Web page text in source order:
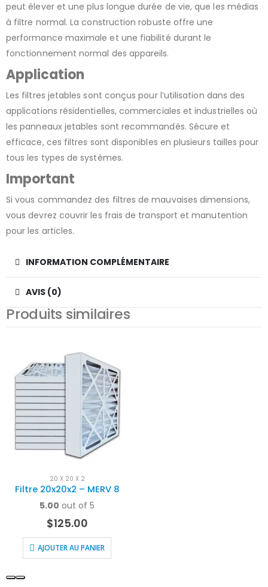
peut élever et une plus longue durée de vie, que les médias
à filtre normal. La construction robuste offre une
performance maximale et une fiabilité durant le
fonctionnement normal des appareils.
Application
Les filtres jetables sont conçus pour l’utilisation dans des
applications résidentielles, commerciales et industrielles où
les panneaux jetables sont recommandés. Sécure et
efficace, ces filtres sont disponibles en plusieurs tailles pour
tous les types de systèmes.
Important
Si vous commandez des filtres de mauvaises dimensions,
vous devrez couvrir les frais de transport et manutention
pour les articles.
INFORMATION COMPLÉMENTAIRE
AVIS (0)
Produits similaires
20 X 20 X 2
Filtre 20x20x2 – MERV 8
5.00 out of 5
$125.00
AJOUTER AU PANIER